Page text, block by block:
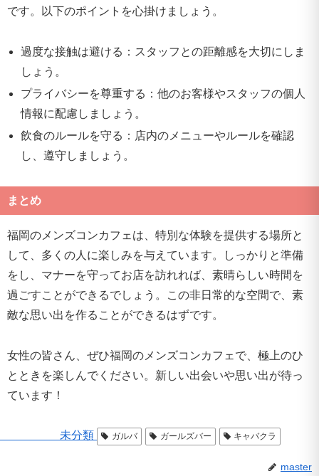
です。以下のポイントを心掛けましょう。
過度な接触は避ける：スタッフとの距離感を大切にしま
しょう。
プライバシーを尊重する：他のお客様やスタッフの個人
情報に配慮しましょう。
飲食のルールを守る：店内のメニューやルールを確認
し、遵守しましょう。
まとめ
福岡のメンズコンカフェは、特別な体験を提供する場所と
して、多くの人に楽しみを与えています。しっかりと準備
をし、マナーを守ってお店を訪れれば、素晴らしい時間を
過ごすことができるでしょう。この非日常的な空間で、素
敵な思い出を作ることができるはずです。
女性の皆さん、ぜひ福岡のメンズコンカフェで、極上のひ
とときを楽しんでください。新しい出会いや思い出が待っ
ています！
未分類 ガルバ ガールズバー キャバクラ
master